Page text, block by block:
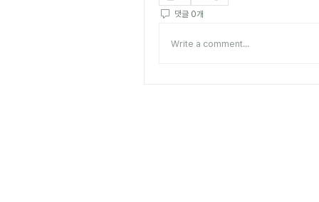
댓글 0개
Write a comment...